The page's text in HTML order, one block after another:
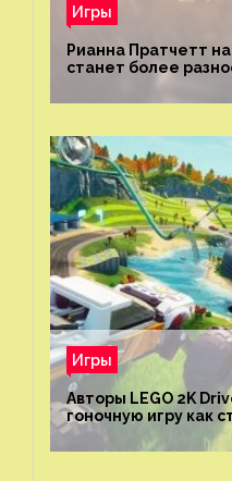
Игры
Рианна Пратчетт
станет более
репрезентации
Игры
Авторы LEGO 2K
гоночную игру как